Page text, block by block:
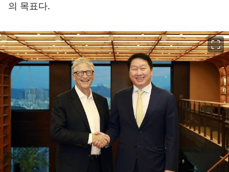
의 목표다.